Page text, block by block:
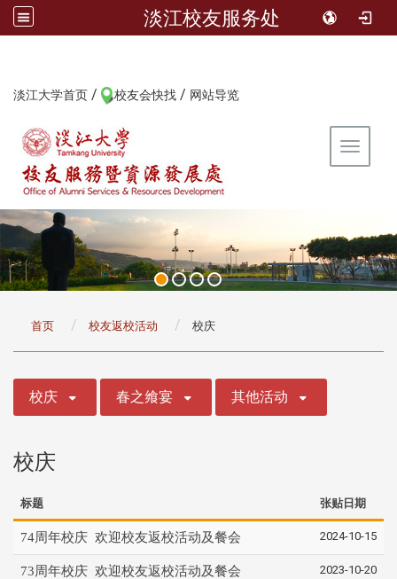
淡江校友服务处
淡江大学首页 / 校友会快找 / 网站导览
Toggle
首页 校友返校活动 校庆
校庆 春之飨宴 其他活动
校庆
标题 张贴日期
74周年校庆 欢迎校友返校活动及餐会 2024-10-15
73周年校庆 欢迎校友返校活动及餐会 2023-10-20